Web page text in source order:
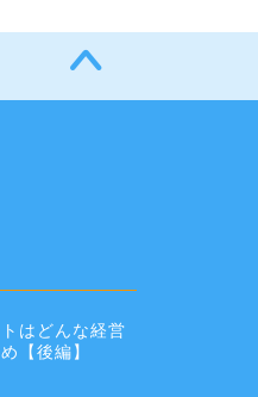
はどんな経営
【後編】